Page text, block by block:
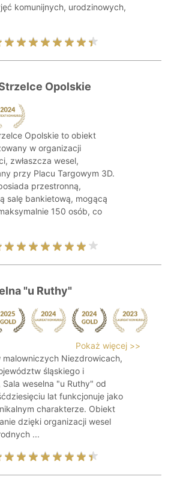
komunijnych, urodzinowych,
Opolskie
Opolskie to obiekt
w organizacji
zwłaszcza wesel,
przy Placu Targowym 3D.
przestronną,
salę bankietową, mogącą
150 osób, co
"u Ruthy"
Pokaż więcej >>
malowniczych Niezdrowicach,
śląskiego i
weselna "u Ruthy" od
lat funkcjonuje jako
charakterze. Obiekt
dzięki organizacji wesel
...